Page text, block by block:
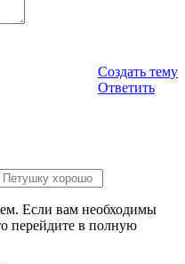
Создать тему
Ответить
Если вам необходимы
перейдите в полную